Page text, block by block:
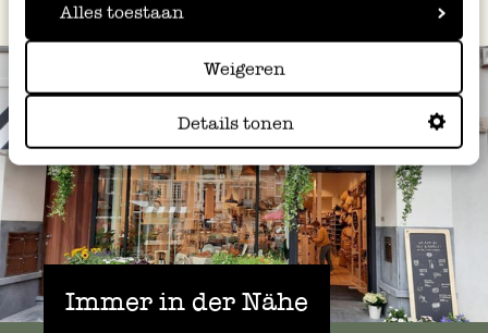
Alles toestaan
Weigeren
Details tonen
Immer in der Nähe